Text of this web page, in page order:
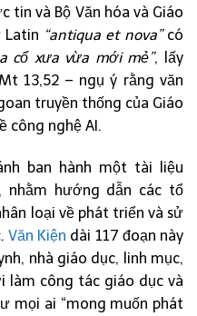
tin và Bộ Văn hóa và Giáo
Latin “antiqua et nova”có
cổ xưa vừa mới mẻ”, lấy
13,52 – ngụ ý rằng văn
truyền thống của Giáo
công nghệ AI.
ban hành một tài liệu
nhằm hướng dẫn các tổ
loại về phát triển và sử
Văn Kiện dài 117 đoạn này
nhà giáo dục, linh mục,
làm công tác giáo dục và
mọi ai “mong muốn phát